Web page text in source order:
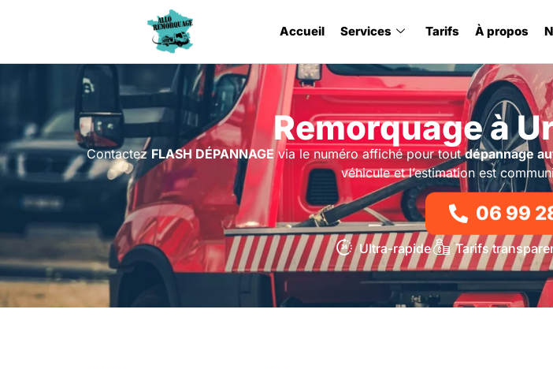
Accueil Services Tarifs À propos
Remorquage à
Contactez FLASH DÉPANNAGEvia le numéro affiché pour toutdépannage
véhicule et l’estimation est
06 99
Ultra-rapide Tarifs